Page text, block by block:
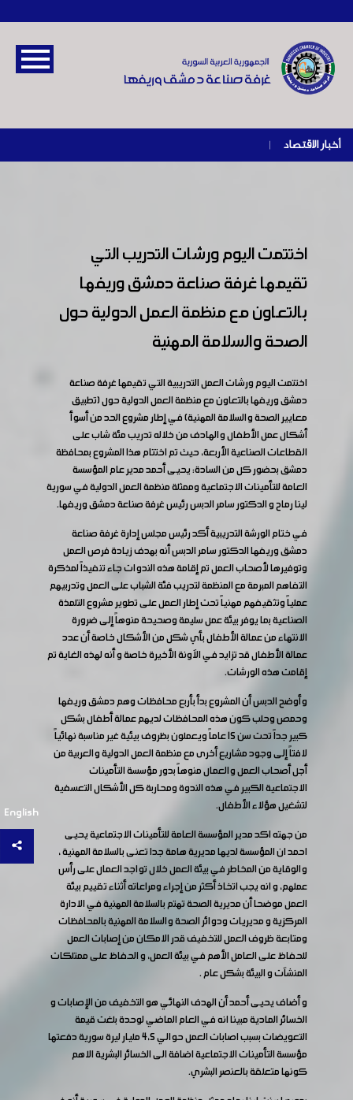
أخبار الاقتصاد |
English
اختتمت اليوم ورشات التدريب التي
تقيمها غرفة صناعة دمشق وريفها
بالتعاون مع منظمة العمل الدولية حول
الصحة والسلامة المهنية
اختتمت اليوم ورشات العمل التدريبية التي تقيمها غرفة صناعة
دمشق وريفها بالتعاون مع منظمة العمل الدولية حول (تطبيق
معايير الصحة والسلامة المهنية) في إطار مشروع الحد من أسوأ
أشكال عمل الأطفال والهادف من خلاله تدريب مئة شاب على
القطاعات الصناعية الأربعة، حيث تم اختتام هذا المشروع بمحافظة
دمشق بحضور كل من السادة: يحيى أحمد مدير عام المؤسسة
العامة للتأمينات الاجتماعية وممثلة منظمة العمل الدولية في سورية
لينا رماح و الدكتور سامر الدبس رئيس غرفة صناعة دمشق وريفها.
في ختام الورشة التدريبية أكد رئيس مجلس إدارة غرفة صناعة
دمشق وريفها الدكتور سامر الدبس أنه بهدف زيادة فرص العمل
وتوفيرها لأصحاب العمل تم إقامة هذه الندوات جاء تنفيذاً لمذكرة
التفاهم المبرمة مع المنظمة لتدريب فئة الشباب على العمل وتدربيهم
عملياً وتثقيفهم مهنياً تحت إطار العمل على تطوير مشروع التلمذة
الصناعية بما يوفر بيئة عمل سليمة وصحيحة منوهاً إلى ضرورة
الانتهاء من عمالة الأطفال بأي شكل من الأشكال خاصة أن عدد
عمالة الأطفال قد تزايد في الآونة الأخيرة خاصة و أنه لهذه الغاية تم
إقامت هذه الورشات.
وأوضح الدبس أن المشروع بدأ بأربع محافظات وهم دمشق وريفها
وحمص وحلب كون هذه المحافظات لديهم عمالة أطفال بشكل
كبير جداً تحت سن 15 عاماً ويعملون بظروف بيئية غير مناسبة نهائياً
لافتاً إلى وجود مشاريع أخرى مع منظمة العمل الدولية والعربية من
أجل أصحاب العمل والعمال منوهاً بدور مؤسسة التأمينات
الاجتماعية الكبير في هذه الندوة ومحاربة كل الأشكال التعسفية
لتشغيل هؤلاء الأطفال.
من جهته اكد مدير المؤسسة العامة للتأمينات الاجتماعية يحيى
احمد ان المؤسسة لديها مديرية هامة جدا تعنى بالسلامة المهنية ،
والوقاية من المخاطر في بيئة العمل خلال تواجد العمال على رأس
عملهم، و انه يجب اتخاذ أكثر من إجراء ومراعاته أثناء تقييم بيئة
العمل موضحا أن مديرية الصحة تهتم بالسلامة المهنية في الادارة
المركزية و مديريات ودوائر الصحة والسلامة المهنية بالمحافظات
ومتابعة ظروف العمل للتخفيف قدر الامكان من إصابات العمل
للحفاظ على العامل الأهم في بيئة العمل، و الحفاظ على ممتلكات
المنشآت و البيئة بشكل عام .
و أضاف يحيى أحمد أن الهدف النهائي هو التخفيف من الإصابات و
الخسائر المادية مبينا انه في العام الماضي لوحدة بلغت قيمة
التعويضات بسبب اصابات العمل حوالي 4،5 مليار ليرة سورية دفعتها
مؤسسة التأمينات الاجتماعية اضافة الى الخسائر البشرية الاهم
كونها متعلقة بالعنصر البشري.